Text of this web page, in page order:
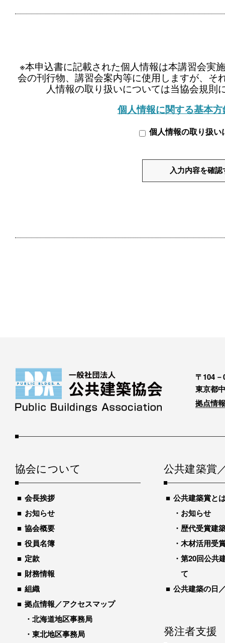
※本申込書に記載された個人情報は本講習会実
会の刊行物、講習会案内等に使用しますが、そ
人情報の取り扱いについては当協会規則
個人情報に関する基本
個人情報の取り扱い
〒104－
東京都
拠点情
協会について
会長挨拶
お知らせ
協会概要
役員名簿
定款
財務情報
組織
拠点情報／アクセスマップ
北海道地区事務局
東北地区事務局
公共建築賞
公共建築賞と
お知らせ
歴代受賞建
木材活用受
第20回公共
て
公共建築の日
発注者支援